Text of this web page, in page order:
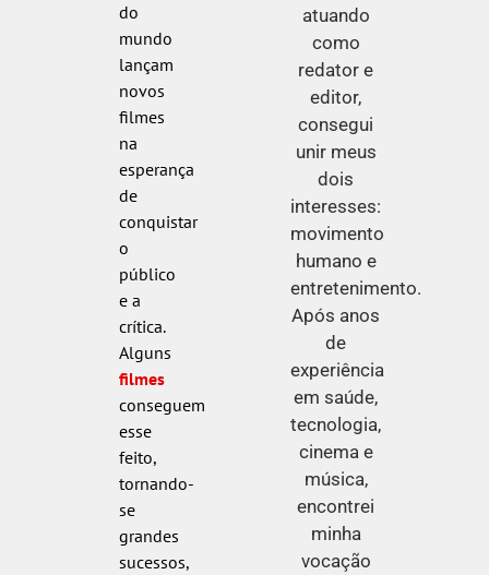
do
mundo
lançam
novos
filmes
na
esperança
de
conquistar
o
público
e a
crítica.
Alguns
filmes
conseguem
esse
feito,
tornando-
se
grandes
sucessos,
atuando
como
redator e
editor,
consegui
unir meus
dois
interesses:
movimento
humano e
entretenimento.
Após anos
de
experiência
em saúde,
tecnologia,
cinema e
música,
encontrei
minha
vocação